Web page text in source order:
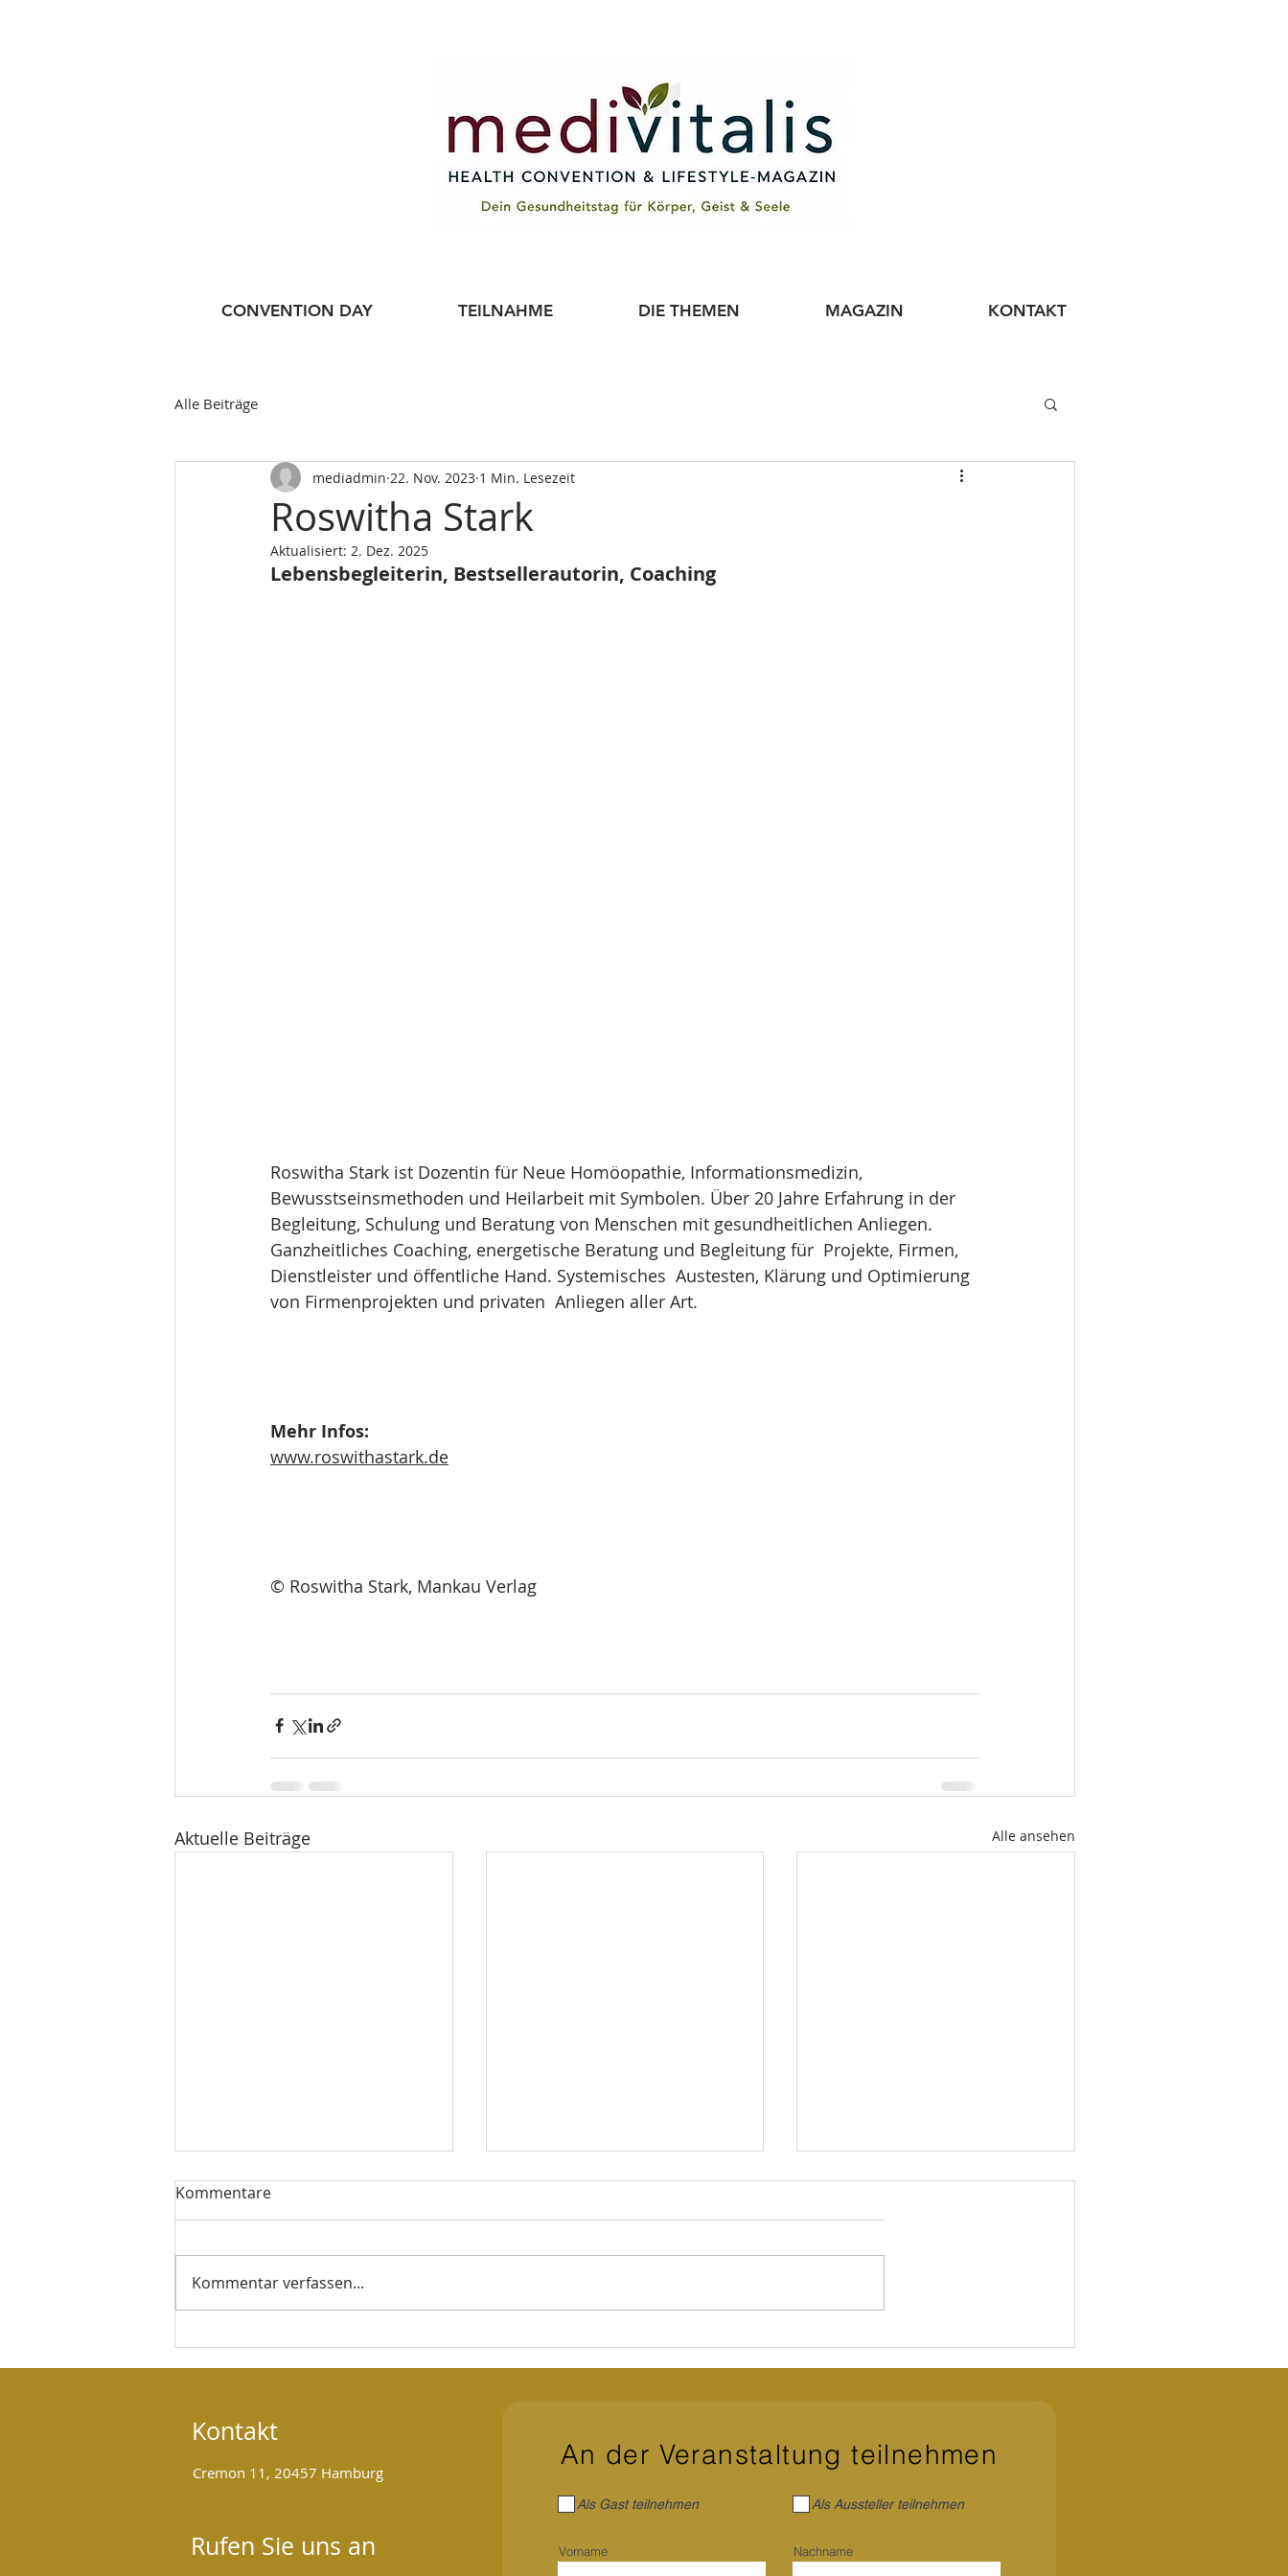
Alle Beiträge
Roswitha Stark
mediadmin 22. Nov. 2023 1 Min. Lesezeit
Aktualisiert: 2. Dez. 2025
Lebensbegleiterin, Bestsellerautorin, Coaching
Roswitha Stark ist Dozentin für Neue Homöopathie, Informationsmedizin,
Bewusstseinsmethoden und Heilarbeit mit Symbolen. Über 20 Jahre Erfahrung in der
Begleitung, Schulung und Beratung von Menschen mit gesundheitlichen Anliegen.
Ganzheitliches Coaching, energetische Beratung und Begleitung für  Projekte, Firmen,
Dienstleister und öffentliche Hand. Systemisches  Austesten, Klärung und Optimierung
von Firmenprojekten und privaten  Anliegen aller Art.
Mehr Infos:
www.roswithastark.de
© Roswitha Stark, Mankau Verlag
Aktuelle Beiträge Alle ansehen
Körper, Geist und Seele
Coaching und spiritueller
Kommentare
Kommentar verfassen...
CONVENTION DAY TEILNAHME DIE THEMEN MAGAZIN KONTAKT
Kontakt
Cremon 11, 20457 Hamburg
Rufen Sie uns an
An der Veranstaltung teilnehmen
Als Gast teilnehmen
Vorname
Als Aussteller teilnehmen
Nachname